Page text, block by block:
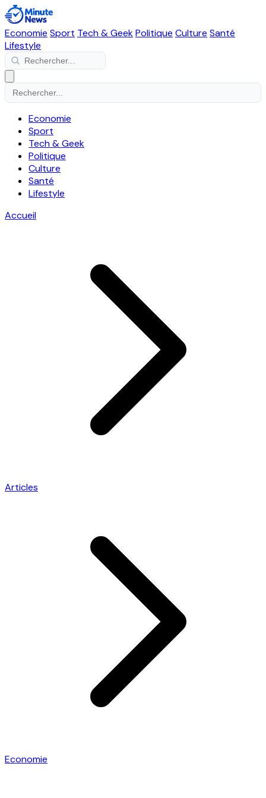
Economie Sport Tech & GeekPolitique Culture Santé
Lifestyle
Economie
Sport
Tech & Geek
Politique
Culture
Santé
Lifestyle
Accueil
Articles
Economie